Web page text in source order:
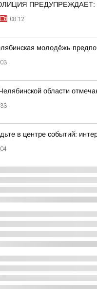
ПРЕДУПРЕЖДАЕТ:
08:12
молодёжь
области
в центре событий: